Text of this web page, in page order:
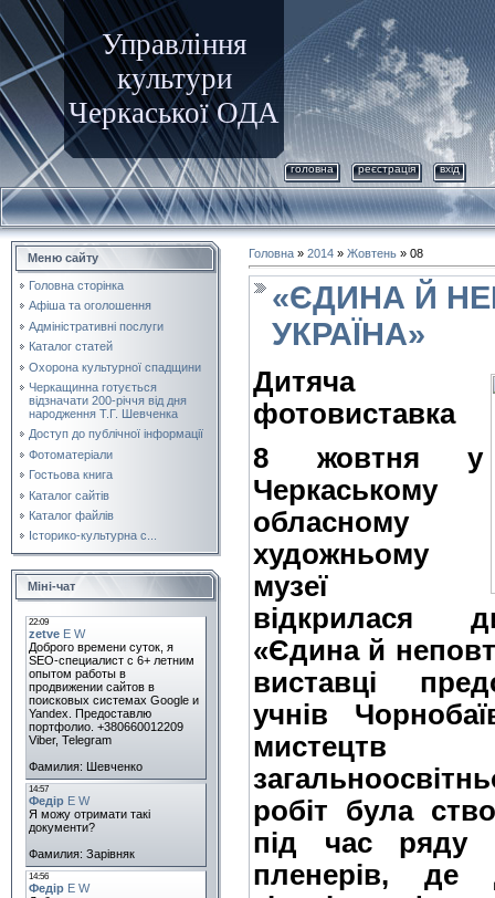
Управління
культури
Черкаської ОДА
головна реєстрація вхід
Меню сайту
Головна сторінка
Афіша та оголошення
Адміністративні послуги
Каталог статей
Охорона культурної спадщини
Черкащинна готується
відзначати 200-річчя від дня
народження Т.Г. Шевченка
Доступ до публічної інформації
Фотоматеріали
Гостьова книга
Каталог сайтів
Каталог файлів
Історико-культурна с...
Міні-чат
Головна » 2014 » Жовтень » 08
«ЄДИНА Й
УКРАЇНА»
Дитяча
фотовиставка
8 жовтня у
Черкаському
обласному
художньому
музеї
відкрилася
«Єдина й
виставці
учнів
мистецтв
робіт була
під час ряду
пленерів, де